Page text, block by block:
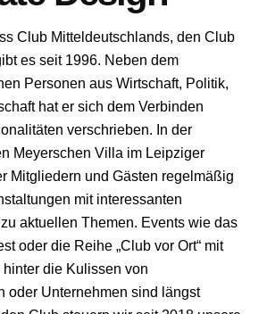
Club Mitteldeutschlands, den Club
es seit 1996. Neben dem
Personen aus Wirt­schaft, Politik,
hat er sich dem Verbinden
verschrieben. In der
Meyerschen Villa im Leipziger
Mitgliedern und Gästen regelmäßig
mit interessanten
aktuellen Themen. Events wie das
oder die Reihe „Club vor Ort“ mit
die Kulissen von
oder Unternehmen sind längst